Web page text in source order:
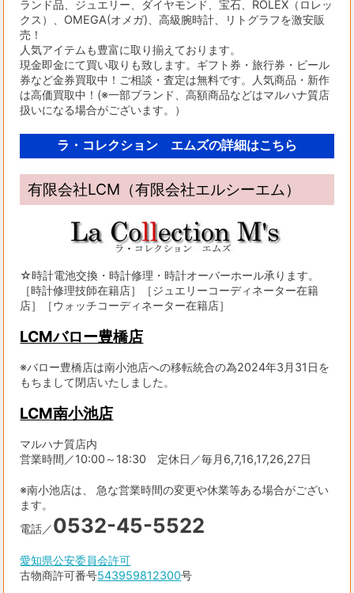
ランド品、ジュエリー、ダイヤモンド、宝石、ROLEX（ロレッ
クス）、OMEGA(オメガ)、高級腕時計、リトグラフを激安販
売！
人気アイテムも豊富に取り揃えております。
現金即金にて買い取りも致します。ギフト券・旅行券・ビール
券など金券買取中！ご相談・査定は無料です。人気商品・新作
は高価買取中！(※一部ブランド、高額商品などはマルハナ質店
扱いになる場合がございます。）
ラ・コレクション エムズの詳細はこちら
有限会社LCM（有限会社エルシーエム）
☆時計電池交換・時計修理・時計オーバーホール承ります。
［時計修理技師在籍店］［ジュエリーコーディネーター在籍
店］［ウォッチコーディネーター在籍店］
LCMバロー豊橋店
※バロー豊橋店は南小池店への移転統合の為2024年3月31日を
もちまして閉店いたしました。
LCM南小池店
マルハナ質店内
営業時間／10:00～18:30 定休日／毎月6,7,16,17,26,27日
※南小池店は、 急な営業時間の変更や休業等ある場合がござい
ます。
電話／0532-45-5522
愛知県公安委員会許可
古物商許可番号543959812300号